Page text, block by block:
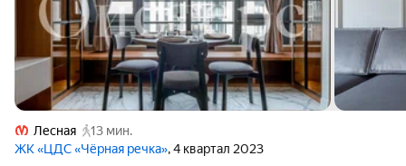
Лесная
13 мин.
ЖК «ЦДС «Чёрная речка», 4 квартал 2023